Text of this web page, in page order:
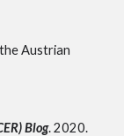
Austrian
Blog. 2020.